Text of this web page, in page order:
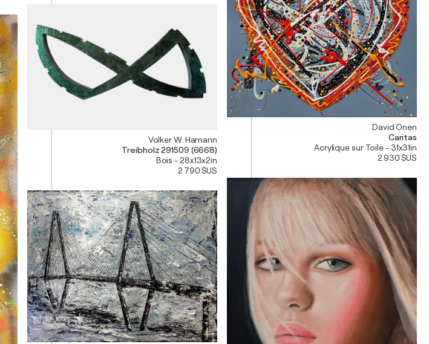
Volker W. Hamann
Treibholz 291509 (6668)
Bois - 28x13x2in
2 790 $US
David Onen
Caritas
Acrylique sur Toile - 31x31in
2 930 $US